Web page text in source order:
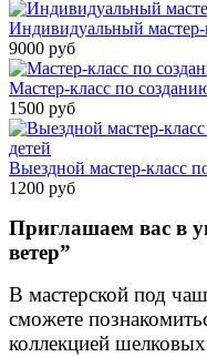
Индивидуальный мастер-
9000 руб
Мастер-класс по
1500 руб
Выездной мастер-класс
1200 руб
Приглашаем вас в
ветер”
В мастерской под
сможете
коллекцией шелковых